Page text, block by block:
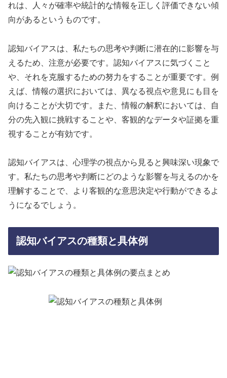
れは、人々が確率や統計的な情報を正しく評価できない傾
向があるというものです。
認知バイアスは、私たちの思考や判断に潜在的に影響を与
えるため、注意が必要です。認知バイアスに気づくこと
や、それを克服するための努力をすることが重要です。例
えば、情報の選択においては、異なる視点や意見にも目を
向けることが大切です。また、情報の解釈においては、自
分の先入観に挑戦することや、客観的なデータや証拠を重
視することが有効です。
認知バイアスは、心理学の視点から見ると興味深い現象で
す。私たちの思考や判断にどのような影響を与えるのかを
理解することで、より客観的な意思決定や行動ができるよ
うになるでしょう。
認知バイアスの種類と具体例